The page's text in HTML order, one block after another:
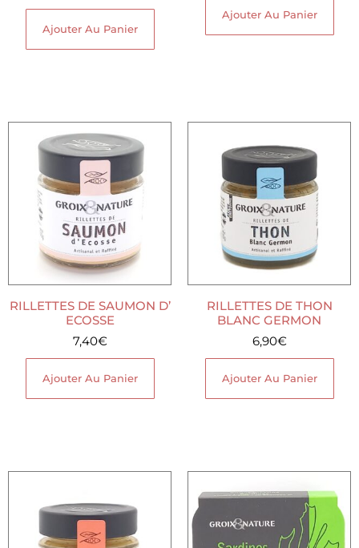
Ajouter Au Panier
Ajouter Au Panier
RILLETTES DE SAUMON D’
ECOSSE
7,40€
Ajouter Au Panier
RILLETTES DE THON
BLANC GERMON
6,90€
Ajouter Au Panier